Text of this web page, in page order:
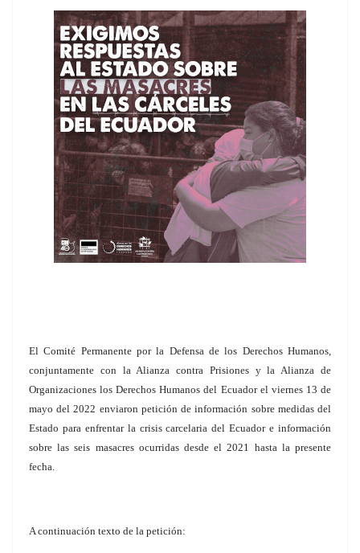
El Comité Permanente por la Defensa de los Derechos Humanos,
conjuntamente con la Alianza contra Prisiones y la Alianza de
Organizaciones los Derechos Humanos del Ecuador el viernes 13 de
mayo del 2022 enviaron petición de información sobre medidas del
Estado para enfrentar la crisis carcelaria del Ecuador e información
sobre las seis masacres ocurridas desde el 2021 hasta la presente
fecha.
A continuación texto de la petición: